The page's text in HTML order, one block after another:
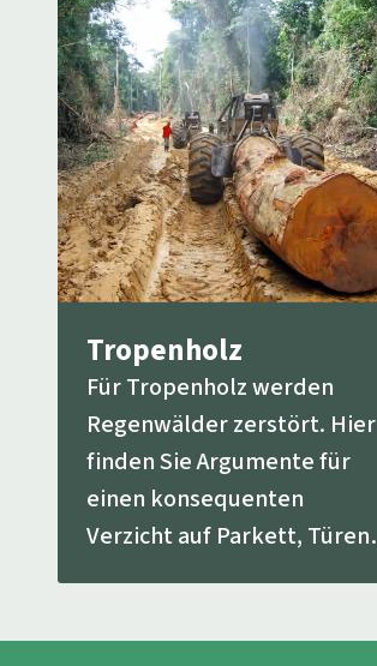
Tropenholz
Für Tropenholz werden
Regenwälder zerstört. Hier
finden Sie Argumente für
einen konsequenten
Verzicht auf Parkett, Türen,
Tropenholz.